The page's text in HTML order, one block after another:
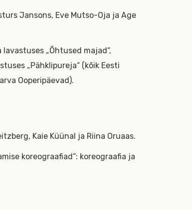
Jansons, Eve Mutso-Oja ja Age
lavastuses „Õhtused majad“,
„Pähklipureja“ (kõik Eesti
Ooperipäevad).
Kaie Küünal ja Riina Oruaas.
koreograafiad“: koreograafia ja